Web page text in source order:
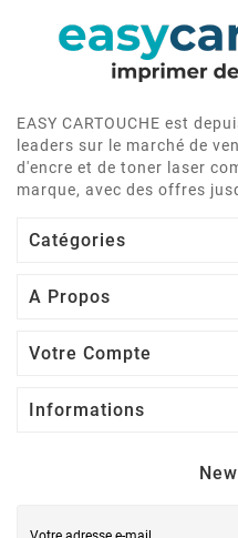
EASY CARTOUCHE est
leaders sur le marché de
d'encre et de toner laser
marque, avec des offres
Catégories
A Propos
Votre Compte
Informations